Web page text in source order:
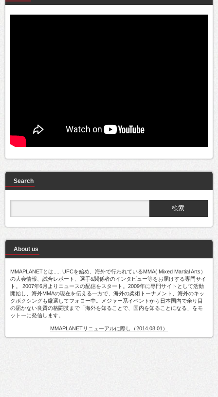
Search
About us
MMAPLANETとは..... UFCを始め、海外で行われているMMA( Mixed Martial Arts）
の大会情報、試合レポート、選手&関係者のインタビュー等をお届けする専門サイ
ト。 2007年6月よりニュースの配信をスタート。2009年に専門サイトとして活動
開始し、海外MMAの現在を伝える一方で、海外の柔術トーナメント、海外のキッ
クボクシングも厳選してフォロー中。メジャー系イベントから日本国内で余り目
の届かない良質の格闘技まで「海外を知ることで、国内を知ることになる」をモ
ットーに発信します。
MMAPLANETリニューアルに際し（2014.08.01）